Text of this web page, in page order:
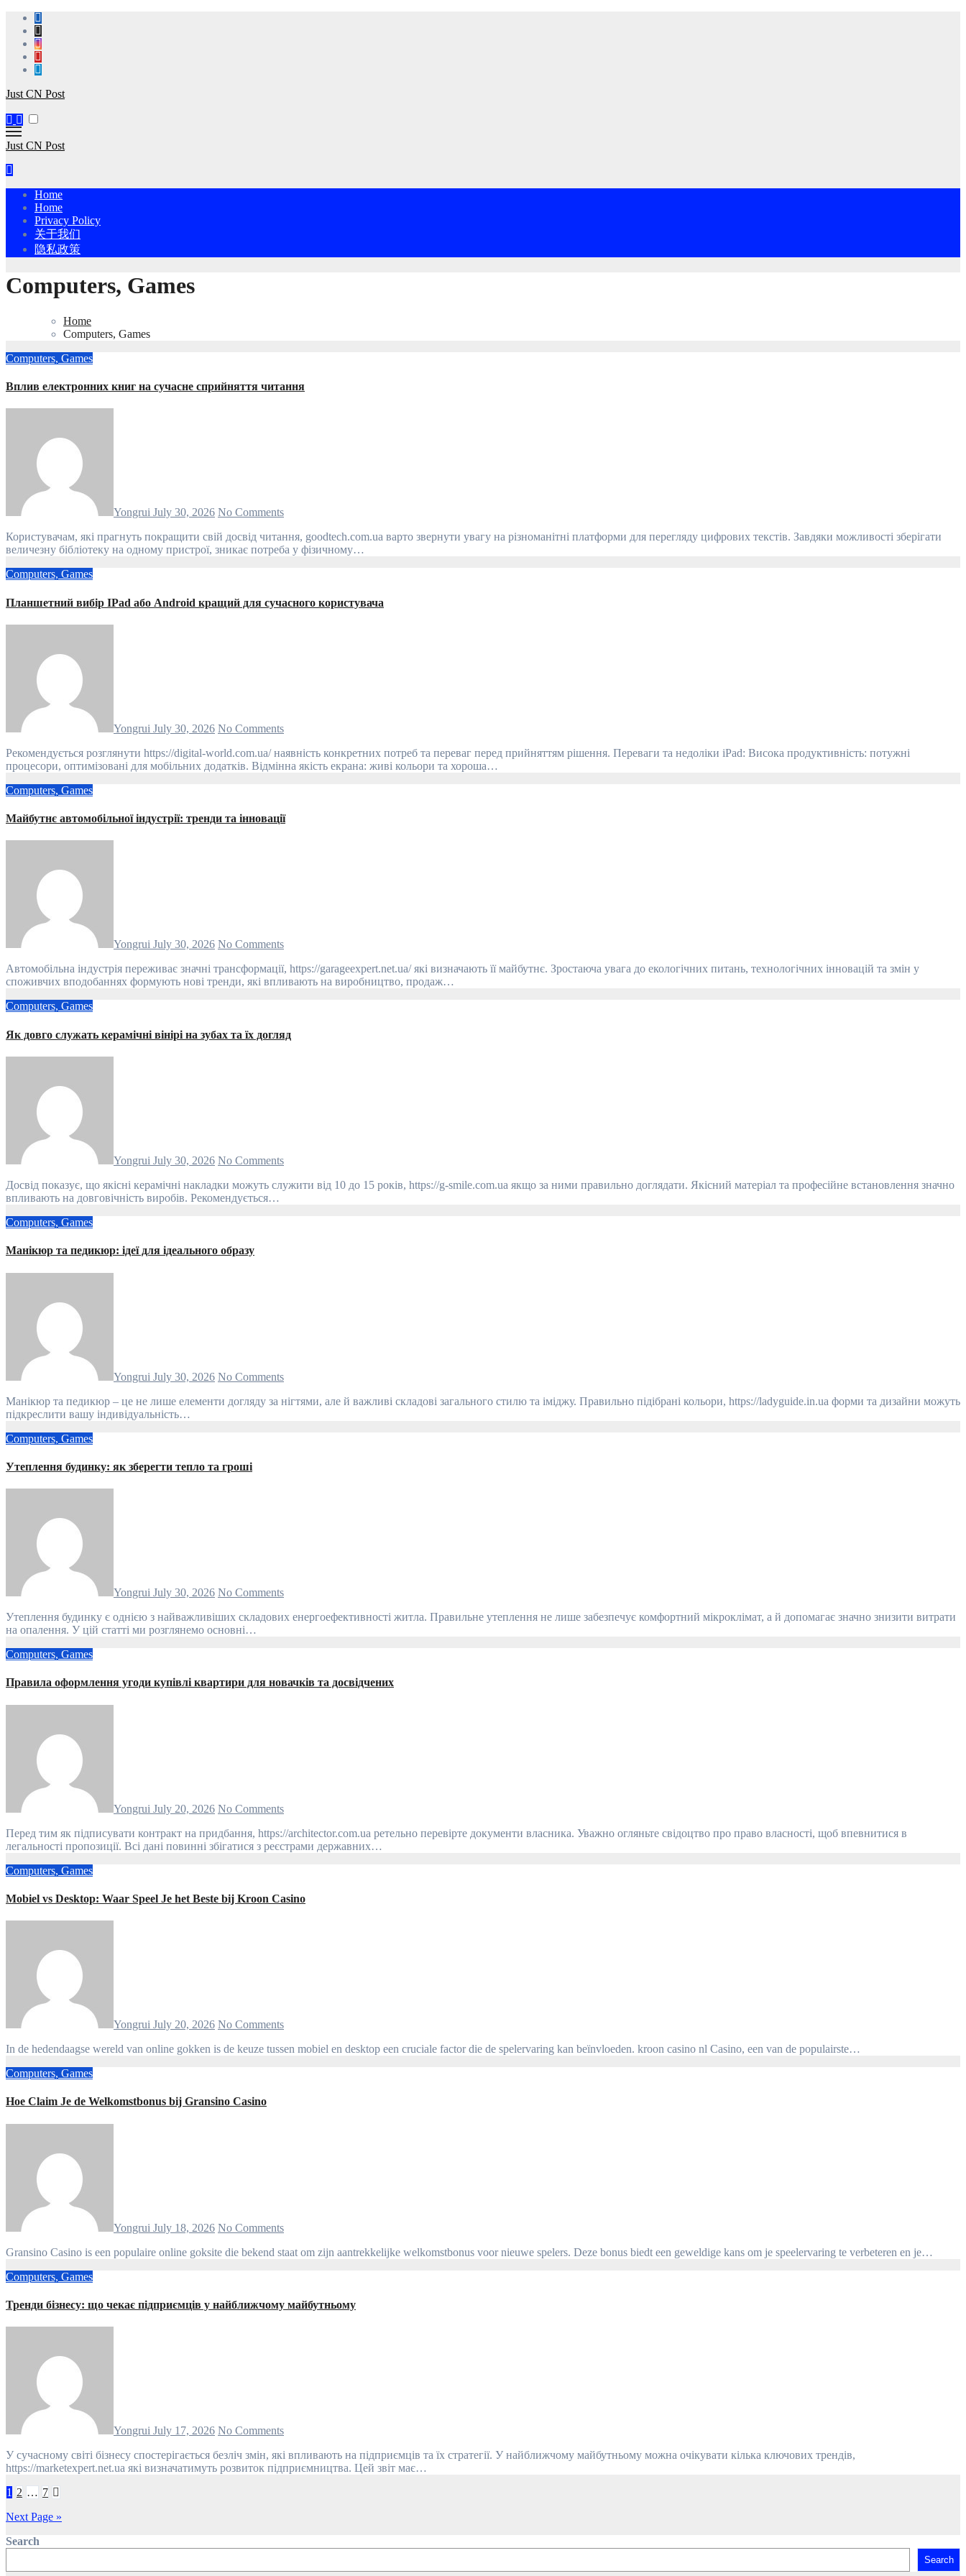
Skip
content
Just CN Post
Just CN Post
Home
Home
Privacy Policy
关于我们
隐私政策
Computers, Games
Home
Computers, Games
Computers, Games
Вплив електронних книг на сучасне сприйняття читання
Yongrui July 30, 2026 No Comments
Користувачам, які прагнуть покращити свій досвід читання, goodtech.com.ua варто звернути увагу на різноманітні платформи для перегляду цифрових текстів. Завдяки можливості зберігати
величезну бібліотеку на одному пристрої, зникає потреба у фізичному…
Computers, Games
Планшетний вибір IPad або Android кращий для сучасного користувача
Yongrui July 30, 2026 No Comments
Рекомендується розглянути https://digital-world.com.ua/ наявність конкретних потреб та переваг перед прийняттям рішення. Переваги та недоліки iPad: Висока продуктивність: потужні
процесори, оптимізовані для мобільних додатків. Відмінна якість екрана: живі кольори та хороша…
Computers, Games
Майбутнє автомобільної індустрії: тренди та інновації
Yongrui July 30, 2026 No Comments
Автомобільна індустрія переживає значні трансформації, https://garageexpert.net.ua/ які визначають її майбутнє. Зростаюча увага до екологічних питань, технологічних інновацій та змін у
споживчих вподобаннях формують нові тренди, які впливають на виробництво, продаж…
Computers, Games
Як довго служать керамічні вінірі на зубах та їх догляд
Yongrui July 30, 2026 No Comments
Досвід показує, що якісні керамічні накладки можуть служити від 10 до 15 років, https://g-smile.com.ua якщо за ними правильно доглядати. Якісний матеріал та професійне встановлення значно
впливають на довговічність виробів. Рекомендується…
Computers, Games
Манікюр та педикюр: ідеї для ідеального образу
Yongrui July 30, 2026 No Comments
Манікюр та педикюр – це не лише елементи догляду за нігтями, але й важливі складові загального стилю та іміджу. Правильно підібрані кольори, https://ladyguide.in.ua форми та дизайни можуть
підкреслити вашу індивідуальність…
Computers, Games
Утеплення будинку: як зберегти тепло та гроші
Yongrui July 30, 2026 No Comments
Утеплення будинку є однією з найважливіших складових енергоефективності житла. Правильне утеплення не лише забезпечує комфортний мікроклімат, а й допомагає значно знизити витрати
на опалення. У цій статті ми розглянемо основні…
Computers, Games
Правила оформлення угоди купівлі квартири для новачків та досвідчених
Yongrui July 20, 2026 No Comments
Перед тим як підписувати контракт на придбання, https://architector.com.ua ретельно перевірте документи власника. Уважно огляньте свідоцтво про право власності, щоб впевнитися в
легальності пропозиції. Всі дані повинні збігатися з реєстрами державних…
Computers, Games
Mobiel vs Desktop: Waar Speel Je het Beste bij Kroon Casino
Yongrui July 20, 2026 No Comments
In de hedendaagse wereld van online gokken is de keuze tussen mobiel en desktop een cruciale factor die de spelervaring kan beïnvloeden. kroon casino nl Casino, een van de populairste…
Computers, Games
Hoe Claim Je de Welkomstbonus bij Gransino Casino
Yongrui July 18, 2026 No Comments
Gransino Casino is een populaire online goksite die bekend staat om zijn aantrekkelijke welkomstbonus voor nieuwe spelers. Deze bonus biedt een geweldige kans om je speelervaring te verbeteren en je…
Computers, Games
Тренди бізнесу: що чекає підприємців у найближчому майбутньому
Yongrui July 17, 2026 No Comments
У сучасному світі бізнесу спостерігається безліч змін, які впливають на підприємців та їх стратегії. У найближчому майбутньому можна очікувати кілька ключових трендів,
https://marketexpert.net.ua які визначатимуть розвиток підприємництва. Цей звіт має…
Posts
pagination
1 2 … 7
Next Page »
Search
Search